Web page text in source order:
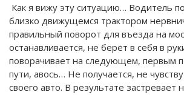
Как я вижу эту ситуацию… Водитель
близко движущемся трактором
правильный поворот для въезда на
останавливается, не берёт в себя в
поворачивает на следующем, первым
пути, авось… Не получается, не
своего авто. В результате застревает